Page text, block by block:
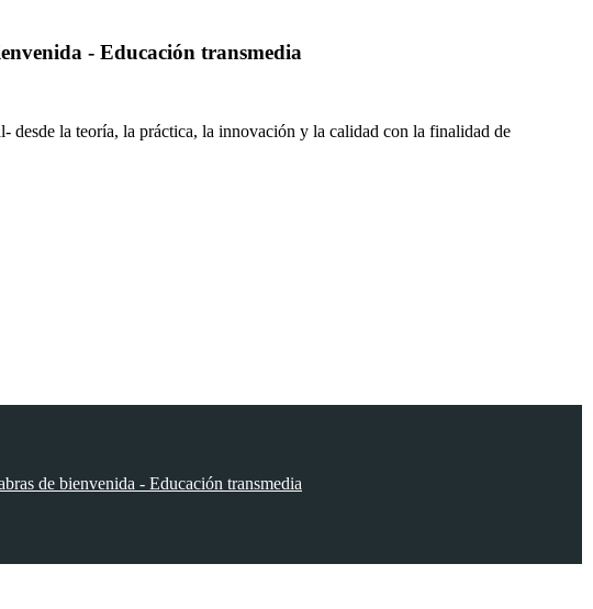
- Educación transmedia
desde la teoría, la práctica, la innovación y la calidad con la finalidad de
de bienvenida - Educación transmedia